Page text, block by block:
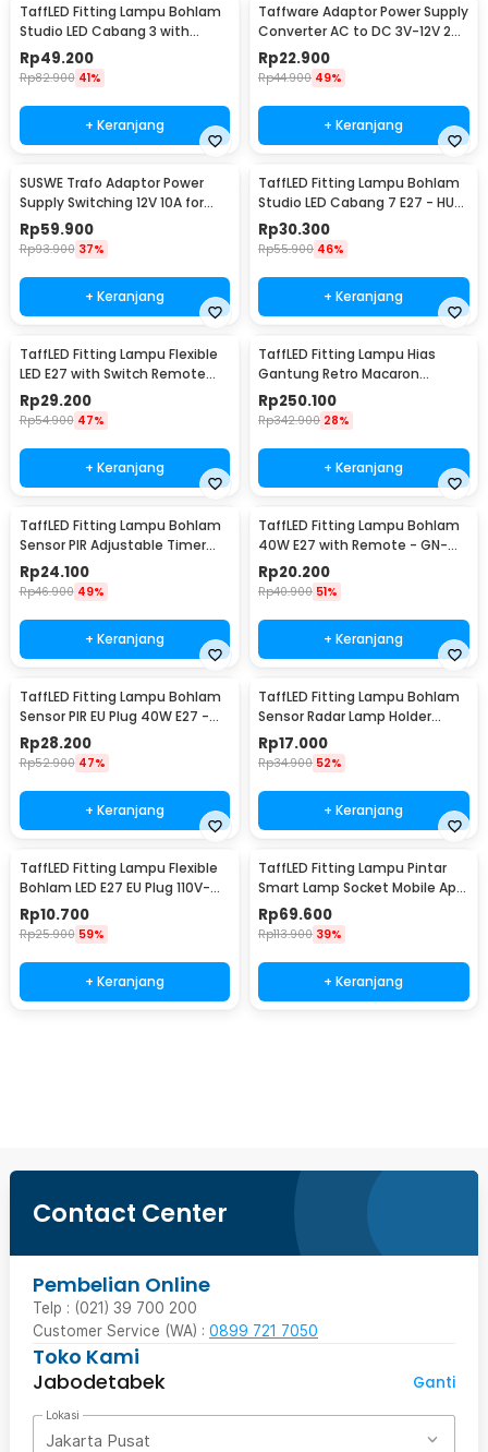
TaffLED Fitting Lampu Bohlam
Studio LED Cabang 3 with
Switch 220V E27 - HU-300
Rp49.200
Rp82.900 41%
+ Keranjang
Taffware Adaptor Power Supply
Converter AC to DC 3V-12V 2A
Adjustable - 31220
Rp22.900
Rp44.900 49%
+ Keranjang
SUSWE Trafo Adaptor Power
Supply Switching 12V 10A for
Modul LED CCTV - S-120-12
Rp59.900
Rp93.900 37%
+ Keranjang
TaffLED Fitting Lampu Bohlam
Studio LED Cabang 7 E27 - HU-
700
Rp30.300
Rp55.900 46%
+ Keranjang
TaffLED Fitting Lampu Flexible
LED E27 with Switch Remote
Control - HF-555
Rp29.200
Rp54.900 47%
+ Keranjang
TaffLED Fitting Lampu Hias
Gantung Retro Macaron
Hanging Lamp E27 - LPL139
Rp250.100
Rp342.900 28%
+ Keranjang
TaffLED Fitting Lampu Bohlam
Sensor PIR Adjustable Timer
40W E27 - SP-200
Rp24.100
Rp46.900 49%
+ Keranjang
TaffLED Fitting Lampu Bohlam
40W E27 with Remote - GN-
428
Rp20.200
Rp40.900 51%
+ Keranjang
TaffLED Fitting Lampu Bohlam
Sensor PIR EU Plug 40W E27 -
SP-400
Rp28.200
Rp52.900 47%
+ Keranjang
TaffLED Fitting Lampu Bohlam
Sensor Radar Lamp Holder
100W E27 - SP-100
Rp17.000
Rp34.900 52%
+ Keranjang
TaffLED Fitting Lampu Flexible
Bohlam LED E27 EU Plug 110V-
220V - HF-300
Rp10.700
Rp25.900 59%
+ Keranjang
TaffLED Fitting Lampu Pintar
Smart Lamp Socket Mobile App
E27 - DT-500
Rp69.600
Rp113.900 39%
+ Keranjang
Contact Center
Pembelian Online
Telp : (021) 39 700 200
Customer Service (WA) : 0899 721 7050
Toko Kami
Jabodetabek
Ganti
Lokasi
Jakarta Pusat